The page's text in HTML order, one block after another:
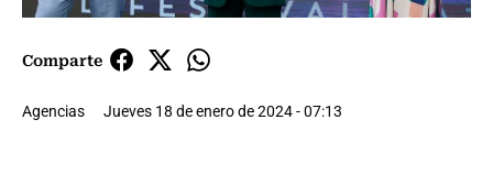
Comparte
Agencias Jueves 18 de enero de 2024 - 07:13